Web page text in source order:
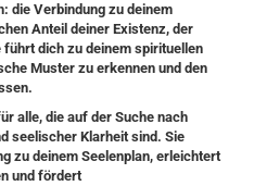
die Verbindung zu deinem
Anteil deiner Existenz, der
dich zu deinem spirituellen
Muster zu erkennen und den
alle, die auf der Suche nach
seelischer Klarheit sind. Sie
zu deinem Seelenplan, erleichtert
und fördert